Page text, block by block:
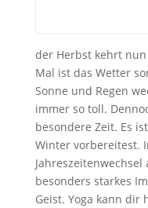
der Herbst kehrt
Mal ist das Wetter
Sonne und Regen
immer so toll.
besondere Zeit. Es
Winter vorbereitest.
besonders starkes
Geist. Yoga kann dir